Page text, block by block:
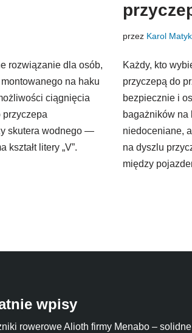
rozwiązanie dla osób,
na haku
ciągnięcia
skutera wodnego —
litery „V”.
przez Karol
Każdy, kto
przyczepą do
bezpiecznie i
bagażników na
niedoceniane,
na dyszlu
między
wpisy
rowerowe Alioth firmy Menabo –